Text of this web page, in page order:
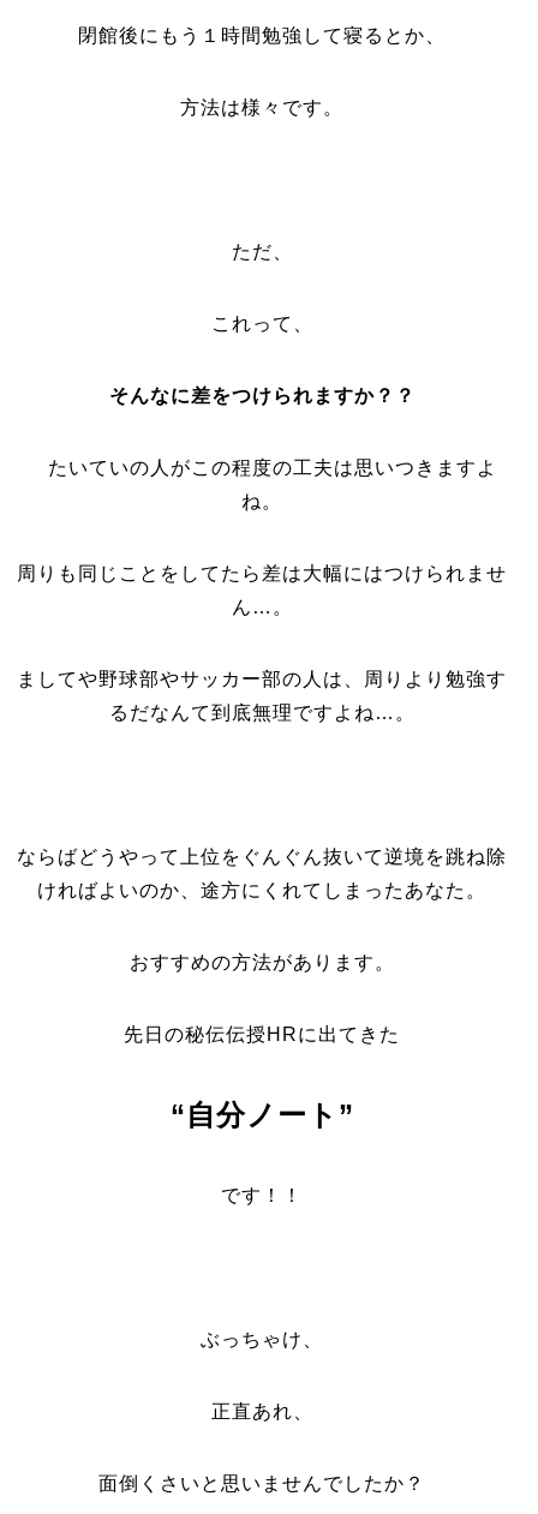
閉館後にもう１時間勉強して寝るとか、
方法は様々です。
ただ、
これって、
そんなに差をつけられますか？？
たいていの人がこの程度の工夫は思いつきますよ
ね。
周りも同じことをしてたら差は大幅にはつけられませ
ん…。
ましてや野球部やサッカー部の人は、周りより勉強す
るだなんて到底無理ですよね…。
ならばどうやって上位をぐんぐん抜いて逆境を跳ね除
ければよいのか、途方にくれてしまったあなた。
おすすめの方法があります。
先日の秘伝伝授HRに出てきた
“自分ノート”
です！！
ぶっちゃけ、
正直あれ、
面倒くさいと思いませんでしたか？